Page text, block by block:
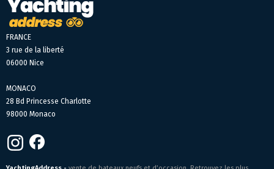
FRANCE
3 rue de la liberté
06000 Nice
MONACO
28 Bd Princesse Charlotte
98000 Monaco